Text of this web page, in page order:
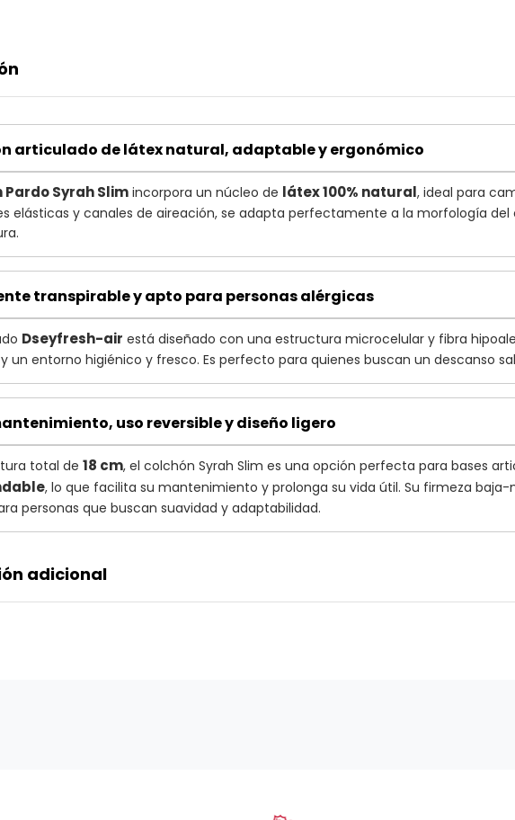
articulado de látex natural, adaptable y ergonómico
Pardo Syrah Slim incorpora un núcleo de látex 100% natural, ideal para
elásticas y canales de aireación, se adapta perfectamente a la morfología
transpirable y apto para personas alérgicas
Dseyfresh-air está diseñado con una estructura microcelular y fibra
un entorno higiénico y fresco. Es perfecto para quienes buscan un descanso
uso reversible y diseño ligero
total de 18 cm, el colchón Syrah Slim es una opción perfecta para bases
, lo que facilita su mantenimiento y prolonga su vida útil. Su firmeza
personas que buscan suavidad y adaptabilidad.
adicional